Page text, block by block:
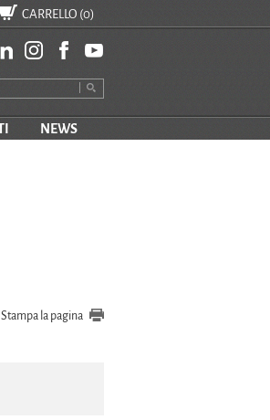
CARRELLO (0)
NEWS
Stampa la pagina